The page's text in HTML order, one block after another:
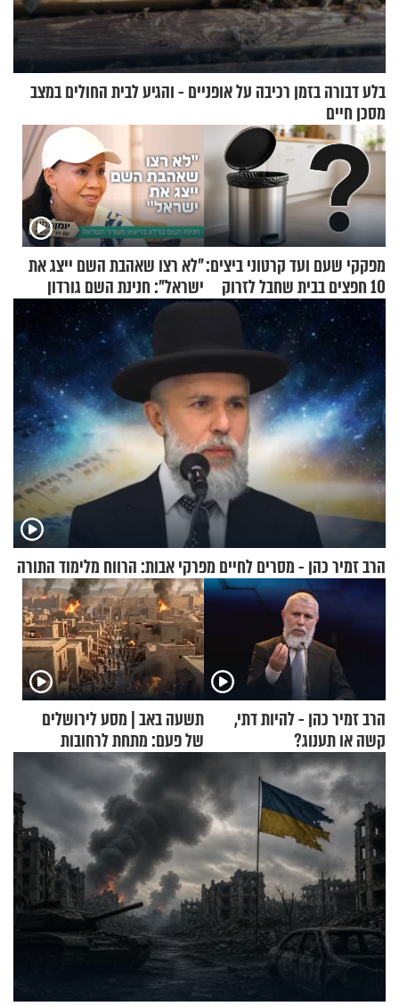
בלע דבורה בזמן רכיבה על אופניים - והגיע לבית החולים במצב
מסכן חיים
מפקקי שעם ועד קרטוני ביצים:
10 חפצים בבית שחבל לזרוק
לפח
"לא רצו שאהבת השם ייצג את
ישראל": חנינת השם גורדון
בריאיון מעורר השראה
הרב זמיר כהן - מסרים לחיים מפרקי אבות: הרווח מלימוד התורה
הרב זמיר כהן - להיות דתי,
קשה או תענוג?
תשעה באב | מסע לירושלים
של פעם: מתחת לרחובות
ירושלים